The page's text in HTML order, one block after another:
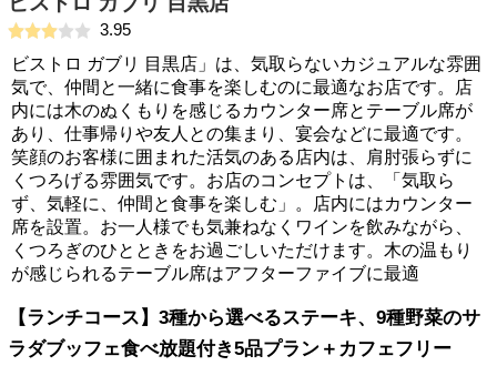
3.95
ビストロ ガブリ 目黒店」は、気取らないカジュアルな雰囲
気で、仲間と一緒に食事を楽しむのに最適なお店です。店
内には木のぬくもりを感じるカウンター席とテーブル席が
あり、仕事帰りや友人との集まり、宴会などに最適です。
笑顔のお客様に囲まれた活気のある店内は、肩肘張らずに
くつろげる雰囲気です。お店のコンセプトは、「気取ら
ず、気軽に、仲間と食事を楽しむ」。店内にはカウンター
席を設置。お一人様でも気兼ねなくワインを飲みながら、
くつろぎのひとときをお過ごしいただけます。木の温もり
が感じられるテーブル席はアフターファイブに最適
【ランチコース】3種から選べるステーキ、9種野菜のサ
ラダブッフェ食べ放題付き5品プラン＋カフェフリー